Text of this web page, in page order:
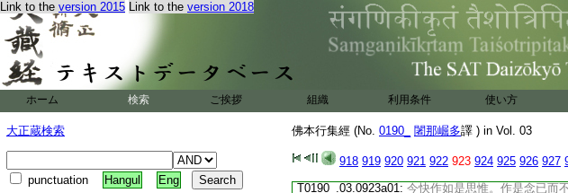
Link to the version 2015 Link to the version 2018
ホーム 検索 ご挨拶 組織 利用条件 使い方
大正蔵検索
punctuation Hangul Eng
佛本行集經 (No. 0190_ 闍那崛多譯 ) in Vol. 03
918 919 920 921 922 923 924 925 926 927
T0190_.03.0922c19:是念。若有見者。任取此物。
T0190_.03.0922c20: 已。詣向諸釋童子之所。而彼
T0190_.03.0922c21:剃髮師來。而告之言。汝今何
T0190_.03.0922c22:
剃髮師。報諸釋童。作如是言
私自作如此念。諸釋強盛。有
T0190_.03.0922c24:勢。謂言我將諸釋童子。東西
T0190_.03.0922c25:當恐逼切我之身命。汝之童子
T0190_.03.0922c26:
今云何方欲食之。如我今者。
T0190_.03.0922c27:故。諸釋強盛。有大力勢。猶
T0190_.03.0922c28: 者。而不出家。以此因縁。我
T0190_.03.0923a01: 今快作如是思惟。作是念已而